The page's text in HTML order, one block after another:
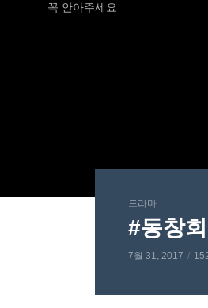
꼭 안아주세요
드라마
#동창회
7월 31, 2017